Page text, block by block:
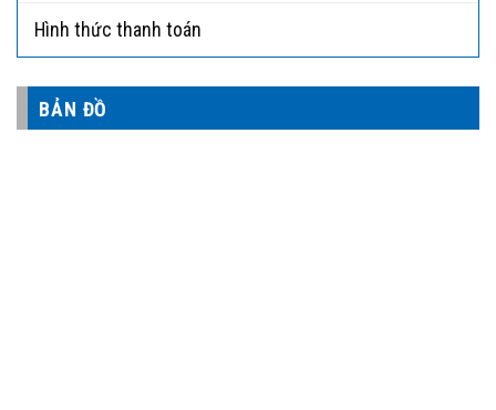
Hình thức thanh toán
BẢN ĐỒ